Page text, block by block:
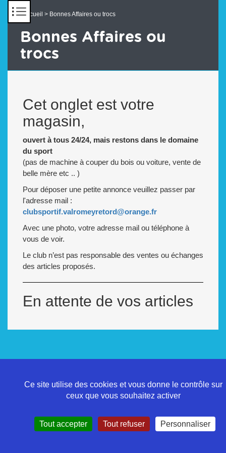
Accueil > Bonnes Affaires ou trocs
Bonnes Affaires ou
trocs
Cet onglet est votre
magasin,
ouvert à tous 24/24, mais restons dans le domaine
du sport
(pas de machine à couper du bois ou voiture, vente de
belle mère etc .. )
Pour déposer une petite annonce veuillez passer par
l'adresse mail :
clubsportif.valromeyretord@orange.fr
Avec une photo, votre adresse mail ou téléphone à
vous de voir.
Le club n’est pas responsable des ventes ou échanges
des articles proposés.
En attente de vos articles
Politique de confidentialité
Ce site utilise des cookies et vous donne le contrôle sur
ceux que vous souhaitez activer
Tout accepter Tout refuser Personnaliser